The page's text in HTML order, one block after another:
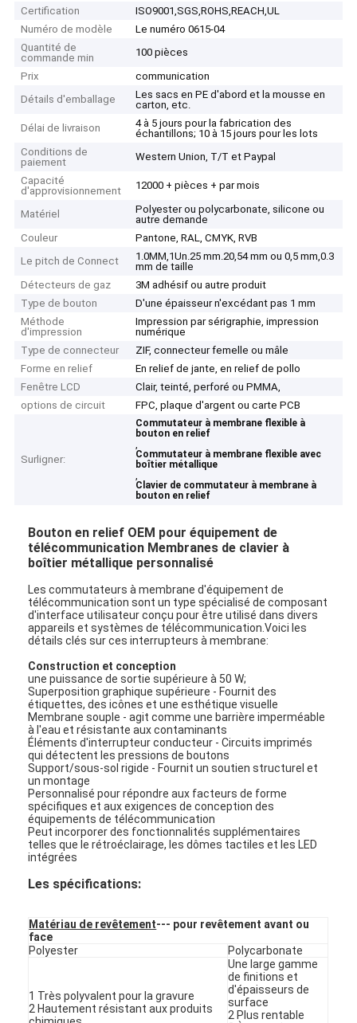
Certification
ISO9001,SGS,ROHS,REACH,UL
Numéro de modèle
Le numéro 0615-04
Quantité de
commande min
100 pièces
Prix
communication
Détails d'emballage
Les sacs en PE d'abord et la mousse en
carton, etc.
Délai de livraison
4 à 5 jours pour la fabrication des
échantillons; 10 à 15 jours pour les lots
Conditions de
paiement
Western Union, T/T et Paypal
Capacité
d'approvisionnement
12000 + pièces + par mois
Matériel
Polyester ou polycarbonate, silicone ou
autre demande
Couleur
Pantone, RAL, CMYK, RVB
Le pitch de Connect
1.0MM,1Un.25 mm.20,54 mm ou 0,5 mm,0.3
mm de taille
Détecteurs de gaz
3M adhésif ou autre produit
Type de bouton
D'une épaisseur n'excédant pas 1 mm
Méthode
d'impression
Impression par sérigraphie, impression
numérique
Type de connecteur
ZIF, connecteur femelle ou mâle
Forme en relief
En relief de jante, en relief de pollo
Fenêtre LCD
Clair, teinté, perforé ou PMMA,
options de circuit
FPC, plaque d'argent ou carte PCB
Surligner:
Commutateur à membrane flexible à
bouton en relief
,
Commutateur à membrane flexible avec
boîtier métallique
,
Clavier de commutateur à membrane à
bouton en relief
Bouton en relief OEM pour équipement de
télécommunication Membranes de clavier à
boîtier métallique personnalisé
Les commutateurs à membrane d'équipement de
télécommunication sont un type spécialisé de composant
d'interface utilisateur conçu pour être utilisé dans divers
appareils et systèmes de télécommunication.Voici les
détails clés sur ces interrupteurs à membrane:
Construction et conception
une puissance de sortie supérieure à 50 W;
Superposition graphique supérieure - Fournit des
étiquettes, des icônes et une esthétique visuelle
Membrane souple - agit comme une barrière imperméable
à l'eau et résistante aux contaminants
Éléments d'interrupteur conducteur - Circuits imprimés
qui détectent les pressions de boutons
Support/sous-sol rigide - Fournit un soutien structurel et
un montage
Personnalisé pour répondre aux facteurs de forme
spécifiques et aux exigences de conception des
équipements de télécommunication
Peut incorporer des fonctionnalités supplémentaires
telles que le rétroéclairage, les dômes tactiles et les LED
intégrées
Les spécifications:
Matériau de revêtement--- pour revêtement avant ou
face
Polyester
Polycarbonate
1 Très polyvalent pour la gravure
2 Hautement résistant aux produits
Une large gamme
de finitions et
d'épaisseurs de
surface
2 Plus rentable